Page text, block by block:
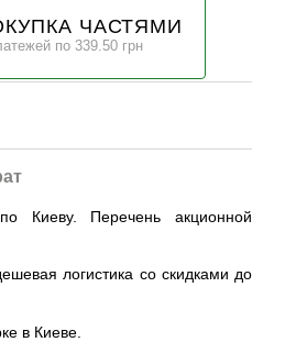
ЧАСТЯМИ
по 339.50 грн
Киеву. Перечень акционной
логистика со скидками до
в Киеве.